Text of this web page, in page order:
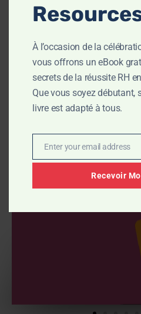
À l’occasion de la
vous offrons un eBook
secrets de la réussite RH
Que vous soyez débutant,
livre est adapté à tous.
Email
Enter your email address
Recevoir